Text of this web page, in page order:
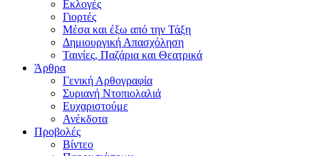
Εκλογές
Γιορτές
Μέσα και έξω από την Τάξη
Δημιουργική Απασχόληση
Ταινίες, Παζάρια και Θεατρικά
Άρθρα
Γενική Αρθογραφία
Συριανή Ντοπιολαλιά
Ευχαριστούμε
Ανέκδοτα
Προβολές
Βίντεο